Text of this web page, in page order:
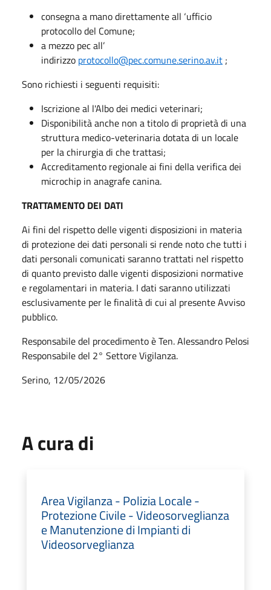
consegna a mano direttamente all ‘ufficio
protocollo del Comune;
a mezzo pec all’
indirizzo protocollo@pec.comune.serino.av.it ;
Sono richiesti i seguenti requisiti:
Iscrizione al l'Albo dei medici veterinari;
Disponibilità anche non a titolo di proprietà di una
struttura medico-veterinaria dotata di un locale
per la chirurgia di che trattasi;
Accreditamento regionale ai fini della verifica dei
microchip in anagrafe canina.
TRATTAMENTO DEI DATI
Ai fini del rispetto delle vigenti disposizioni in materia
di protezione dei dati personali si rende noto che tutti i
dati personali comunicati saranno trattati nel rispetto
di quanto previsto dalle vigenti disposizioni normative
e regolamentari in materia. I dati saranno utilizzati
esclusivamente per le finalità di cui al presente Avviso
pubblico.
Responsabile del procedimento è Ten. Alessandro Pelosi
Responsabile del 2° Settore Vigilanza.
Serino, 12/05/2026
A cura di
Area Vigilanza - Polizia Locale -
Protezione Civile - Videosorveglianza
e Manutenzione di Impianti di
Videosorveglianza